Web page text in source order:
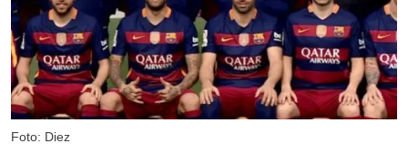
Foto: Diez